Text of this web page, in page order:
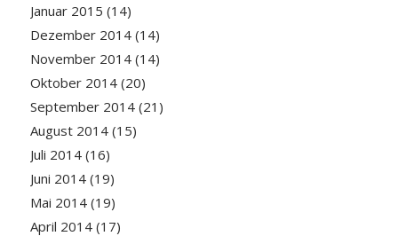
Januar 2015 (14)
Dezember 2014(14)
November 2014(14)
Oktober 2014(20)
September 2014(21)
August 2014(15)
Juli 2014(16)
Juni 2014(19)
Mai 2014(19)
April 2014(17)